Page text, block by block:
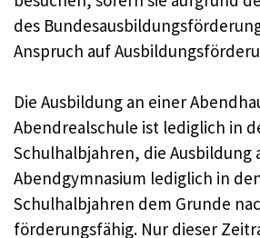
des
Anspruch auf
Die Ausbildung an einer
Abendrealschule ist lediglich in
Schulhalbjahren, die Ausbildung
Abendgymnasium lediglich in
Schulhalbjahren dem Grunde
förderungsfähig. Nur dieser